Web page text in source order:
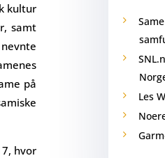
kultur
samt
på
hvor
Les